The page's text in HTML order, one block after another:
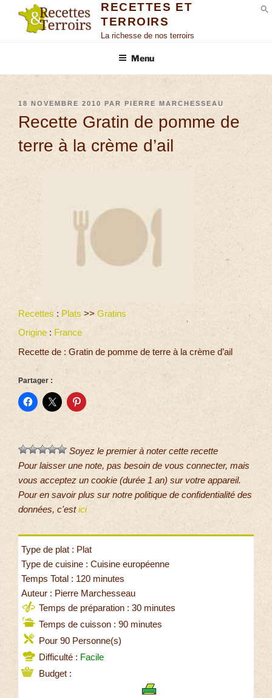
RECETTES ET
TERROIRS
La richesse de nos terroirs
Menu
18 NOVEMBRE 2010 PAR PIERRE MARCHESSEAU
Recette Gratin de pomme de
terre à la crème d’ail
Recettes : Plats >> Gratins
Origine : France
Recette de : Gratin de pomme de terre à la crème d’ail
Partager :
Soyez le premier à noter cette recette
Pour laisser une note, pas besoin de vous connecter, mais
vous acceptez un cookie (durée 1 an) sur votre appareil.
Pour en savoir plus sur notre politique de confidentialité des
données, c'estici
Type de plat : Plat
Type de cuisine : Cuisine européenne
Temps Total : 120 minutes
Auteur : Pierre Marchesseau
Temps de préparation : 30 minutes
Temps de cuisson : 90 minutes
Pour 90 Personne(s)
Difficulté : Facile
Budget :